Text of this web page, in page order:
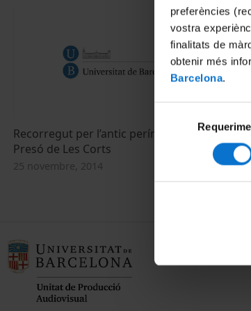
preferències
vostra
finalitats de
obtenir més
Barcelona.
consentiment
Recorregut per l’antic perímetre de la
Presó de Les Corts
25 novembre, 2014 4